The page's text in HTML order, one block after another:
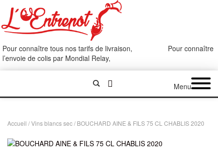
Pour connaître tous nos tarifs de livraison,
Pour connaître
l’envoie de colis par Mondial Relay,
Menu
Accueil /Vins blancs sec/ BOUCHARD AINE & FILS 75 CL CHABLIS 2020